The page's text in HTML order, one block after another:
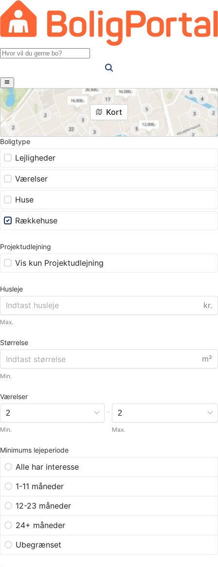
Kort
Boligtype
Lejligheder
Værelser
Huse
Rækkehuse
Projektudlejning
Vis kun Projektudlejning
Husleje
kr.
Max.
Størrelse
m²
Min.
Værelser
Min.
-
Max.
Minimums lejeperiode
Alle har interesse
1-11 måneder
12-23 måneder
24+ måneder
Ubegrænset